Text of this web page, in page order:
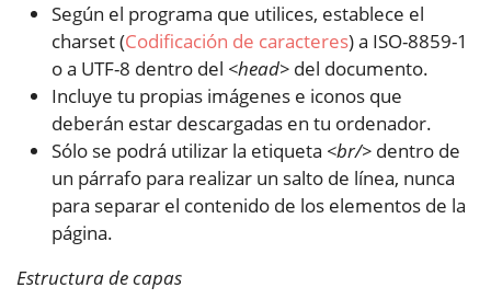
Según el programa que utilices, establece el
charset (Codificación de caracteres) a ISO-8859-1
o a UTF-8 dentro del <head> del documento.
Incluye tu propias imágenes e iconos que
deberán estar descargadas en tu ordenador.
Sólo se podrá utilizar la etiqueta <br/> dentro de
un párrafo para realizar un salto de línea, nunca
para separar el contenido de los elementos de la
página.
Estructura de capas